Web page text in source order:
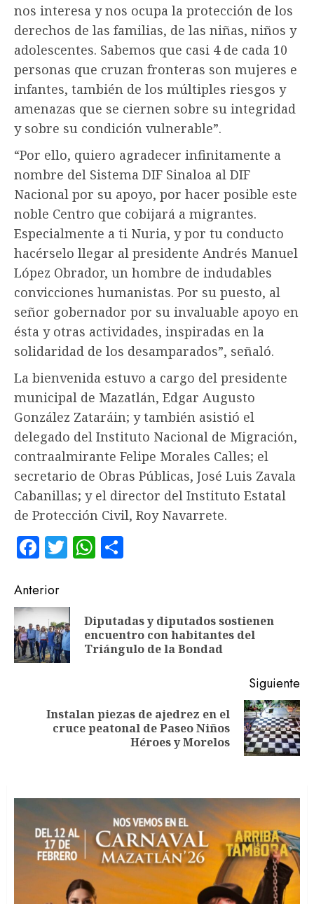
nos interesa y nos ocupa la protección de los
derechos de las familias, de las niñas, niños y
adolescentes. Sabemos que casi 4 de cada 10
personas que cruzan fronteras son mujeres e
infantes, también de los múltiples riesgos y
amenazas que se ciernen sobre su integridad
y sobre su condición vulnerable”.
“Por ello, quiero agradecer infinitamente a
nombre del Sistema DIF Sinaloa al DIF
Nacional por su apoyo, por hacer posible este
noble Centro que cobijará a migrantes.
Especialmente a ti Nuria, y por tu conducto
hacérselo llegar al presidente Andrés Manuel
López Obrador, un hombre de indudables
convicciones humanistas. Por su puesto, al
señor gobernador por su invaluable apoyo en
ésta y otras actividades, inspiradas en la
solidaridad de los desamparados”, señaló.
La bienvenida estuvo a cargo del presidente
municipal de Mazatlán, Edgar Augusto
González Zataráin; y también asistió el
delegado del Instituto Nacional de Migración,
contraalmirante Felipe Morales Calles; el
secretario de Obras Públicas, José Luis Zavala
Cabanillas; y el director del Instituto Estatal
de Protección Civil, Roy Navarrete.
Facebook
TwitterWhatsApp
Navegación
de
entradas
Anterior
Diputadas y diputados sostienen
encuentro con habitantes del
Triángulo de la Bondad
Siguiente
Siguiente
Instalan piezas de ajedrez en el
cruce peatonal de Paseo Niños
Héroes y Morelos